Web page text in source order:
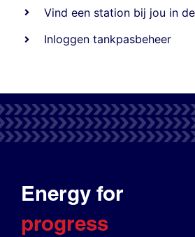
Vind een station bij jou in
Inloggen tankpasbeheer
Energy for
progress